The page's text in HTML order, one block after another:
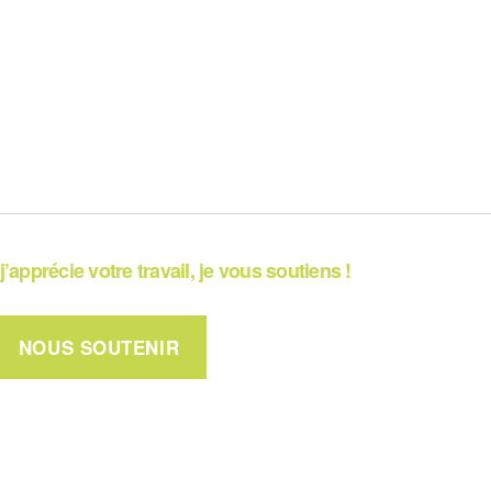
votre travail, je vous soutiens !
NOUS SOUTENIR